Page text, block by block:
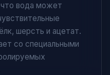
что вода может
шерсть и ацетат.
со специальными